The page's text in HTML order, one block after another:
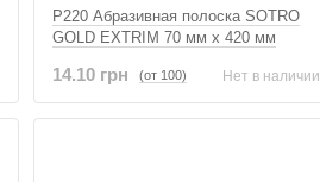
P220 Абразивная полоска SOTRO
GOLD EXTRIM 70 мм x 420 мм
14.10 грн (от 100) Нет в наличии